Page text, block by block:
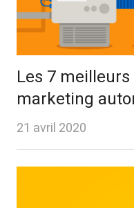
Les 7
marketing
21 avril 2020